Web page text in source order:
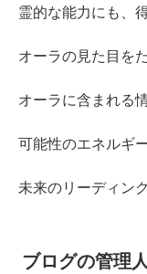
霊的な能力にも、
オーラの見た目を
オーラに含まれる
可能性のエネルギ
未来のリーディン
ブログの管理